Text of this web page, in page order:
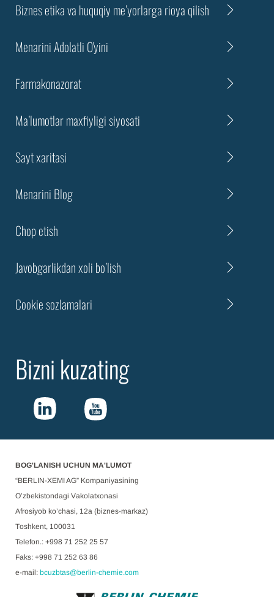
Biznes etika va huquqiy me’yorlarga rioya qilish
Menarini Adolatli O'yini
Farmakonazorat
Ma’lumotlar maxfiyligi siyosati
Sayt xaritasi
Menarini Blog
Chоp etish
Javobgarlikdan xoli bo’lish
Cookie sozlamalari
Bizni kuzating
BOG'LANISH UCHUN MA'LUMOT
“BERLIN-XEMI AG” Kоmpаniyasining
O’zbеkistоndаgi Vаkоlаtхоnаsi
Afrosiyob ko’chasi, 12a (biznes-markaz)
Tоshkеnt, 100031
Telefon.: +998 71 252 25 57
Faks: +998 71 252 63 86
e-mail: bcuzbtas@berlin-chemie.com